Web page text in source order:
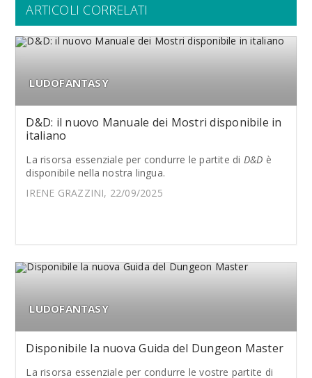
ARTICOLI CORRELATI
LUDOFANTASY
D&D: il nuovo Manuale dei Mostri disponibile in
italiano
La risorsa essenziale per condurre le partite di D&D è
disponibile nella nostra lingua.
IRENE GRAZZINI, 22/09/2025
LUDOFANTASY
Disponibile la nuova Guida del Dungeon Master
La risorsa essenziale per condurre le vostre partite di